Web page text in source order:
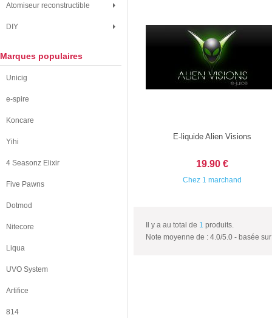
Atomiseur reconstructible
DIY
Marques populaires
Unicig
e-spire
Koncare
Yihi
4 Seasonz Elixir
Five Pawns
Dotmod
Nitecore
Liqua
UVO System
Artifice
814
E-liquide Alien Visions
19.90 €
Chez 1 marchand
Il y a au total de 1 produits.
Note moyenne de : 4.0/5.0 - basée